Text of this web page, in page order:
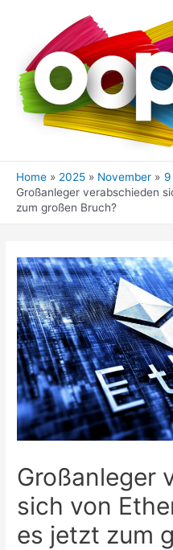
Home 2025 November
9
Großanleger verabschieden
zum großen Bruch?
Großanleger
sich von
es jetzt zum